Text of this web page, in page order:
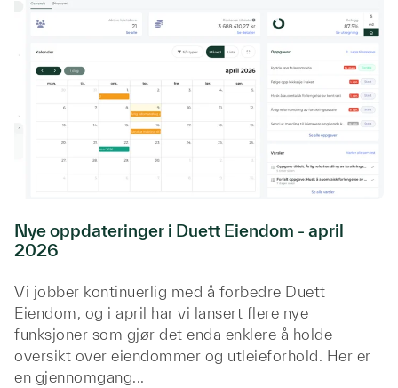
Nye oppdateringer i Duett Eiendom - april
2026
Vi jobber kontinuerlig med å forbedre Duett
Eiendom, og i april har vi lansert flere nye
funksjoner som gjør det enda enklere å holde
oversikt over eiendommer og utleieforhold. Her er
en gjennomgang...